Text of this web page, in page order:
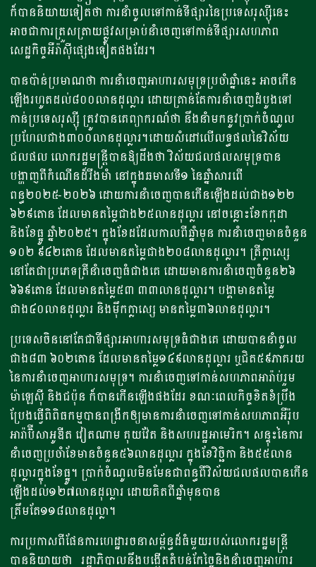
ក៏បាននិយាយទៀតថា ការនាំចូលទៅកាន់ទីផ្សារនៃប្រទេសរុស្ស៊ីនេះ​
អាចជាការត្រួសត្រាយផ្លូវសម្រាប់នាំចេញទៅកាន់ទីផ្សារសហភាព
សេដ្ឋកិច្ចអឺរ៉ាស៊ីផ្សេងទៀតផងដែរ។
បានប៉ាន់ប្រមាណថា ការនាំចេញអាហារសមុទ្រប្រចាំឆ្នាំនេះ អាចកើន
ឡើងរហូតដល់៨០០លានដុល្លារ ដោយគ្រាន់តែការនាំចេញដំបូងទៅ
កាន់ប្រទេសរុស្ស៊ី ត្រូវបានគេព្យាករណ៍ថា នឹងនាំមកនូវប្រាក់ចំណូល
ប្រហែលជាង៣០០លានដុល្លារ។ដោយសំដៅលើលទ្ធផលនៃវិស័យ
ជលផល លោករដ្ឋមន្ត្រីបានឱ្យដឹងថា វិស័យជលផលសមុទ្របាន
បង្ហាញពីកំណើនដ៏រឹងមាំ នៅក្នុងឆមាសទី១ នៃឆ្នាំសារពើ
ពន្ធ២០២៥-២០២៦ ដោយការនាំចេញបានកើនឡើងដល់ជាង១២២​
៦២៩តោន ដែលមានតម្លៃជាង២៥លានដុល្លារ នៅចន្លោះខែកក្កដា
និងខែធ្នូ ឆ្នាំ២០២៥។ ក្នុងខែដដែលកាលពីឆ្នាំមុន ការនាំចេញមានចំនួន
១០២​ ៩៤២តោន ដែលមានតម្លៃជាង២០៨លានដុល្លារ។ ត្រីក្លាស្សេ
នៅតែជាប្រភេទត្រីនាំចេញធំជាងគេ ដោយមានការនាំចេញចំនួន២៦​
៦៦៩តោន ដែលមានតម្លៃ៥៣​ ៣៣លានដុល្លារ។ បង្គាមានតម្លៃ
ជាង៤០លានដុល្លារ និងម៉ឹកក្លាស្សេ មានតម្លៃ៣៦លានដុល្លារ។
ប្រទេសចិននៅតែជាទីផ្សារអាហារសមុទ្រធំជាងគេ ដោយបាននាំចូល
ជាង៨៣ ៦០២តោន ដែលមានតម្លៃ១៤៩លានដុល្លារ ឬជិត៥៩ភាគរយ
នៃការនាំចេញអាហារសមុទ្រ។ ការនាំចេញទៅកាន់សហភាពអារ៉ាប់រួម
ម៉ាឡេស៊ី និងជប៉ុន ក៏បានកើនឡើងផងដែរ ខណៈពេលកិច្ចខិតខំប្រឹង
ប្រែងធ្វើពិពិធកម្មបានពង្រីកឲ្យមានការនាំចេញទៅកាន់សហភាពអឺរ៉ុប
អារ៉ាប៊ីសាអូឌីត វៀតណាម គុយវ៉ែត និងសហរដ្ឋអាមេរិក។ សន្ទុះនៃការ
នាំចេញប្រចាំខែមានចំនួន៥៦លានដុល្លារ ក្នុងខែវិច្ឆិកា និង៥៥លាន
ដុល្លារក្នុងខែធ្នូ។ ប្រាក់ចំណូលមិនមែនជាពន្ធពីវិស័យជលផលបានកើន
ឡើងដល់១២៧លានដុល្លារ ដោយគិតពីឆ្នាំមុនបាន
ត្រឹមតែ១១៨លានដុល្លា។
ការប្រកាសពីផែនការហេដ្ឋារចនាសម្ព័ន្ធដ៏ធំមួយរបស់លោករដ្ឋមន្ត្រី
បាននិយាយថា រដ្ឋាភិបាលនឹងបង្កើតតំបន់កែច្នៃនិងនាំចេញអាហារ